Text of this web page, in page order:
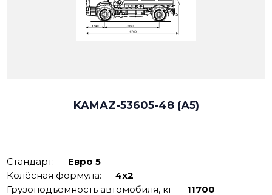
KAMAZ-53605-48 (А5)
Стандарт: — Евро 5
Колёсная формула: —4х2
Грузоподъемность автомобиля, кг — 11700